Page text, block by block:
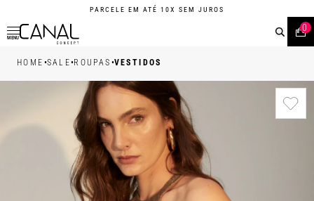
PARCELE EM ATÉ 10X SEM JUROS
MENU
0
HOME •SALE•ROUPAS •VESTIDOS